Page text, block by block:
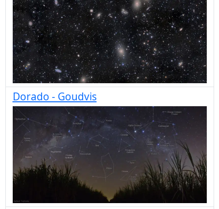
Dorado - Goudvis